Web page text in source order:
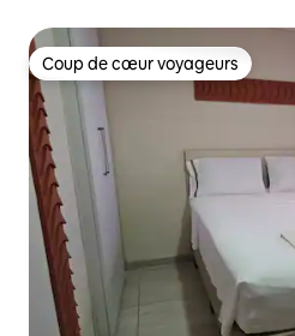
Coup de cœur voyageurs
Coup de cœur voyageurs